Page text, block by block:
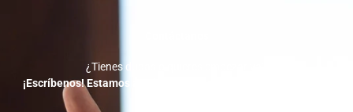
¿Tienes dudas o quieres empezar ya?
¡Escríbenos! Estamos a solo un mensaje de ayudarte a crecer.